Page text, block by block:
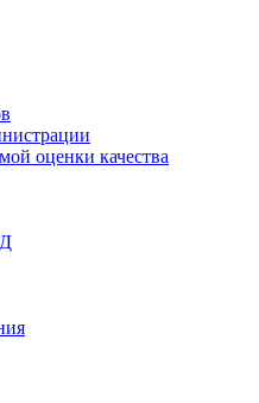
оценки качества